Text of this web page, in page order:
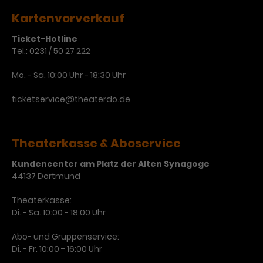
Laufzeit 1 Tag
Dieses Cookie wird von Google
Analytics installiert. Das Cookie
wird verwendet, um Informationen
Besucher*innen eine Website
Performance der Website. Die
erhobenen Daten umfassen in
anonymisierter Form die Anzahl
Name _gcl_aw
Anbieter Google Ads
Laufzeit 3 Monate
Zweck
dient der Zuordnung von
Conversions zu Google Ads-
Anbieter Google / DoubleClick
Kartenvorverkauf
Ticket-Hotline
Tel.: 0231 / 50 27 222
Mo. - Sa. 10:00 Uhr - 18:30 Uhr
ticketservice@theaterdo.de
Theaterkasse & Aboservice
Kundencenter am Platz der Alten Synagoge
44137 Dortmund
Theaterkasse:
Di. - Sa. 10:00 - 18:00 Uhr
Abo- und Gruppenservice:
Di. - Fr. 10:00 - 16:00 Uhr